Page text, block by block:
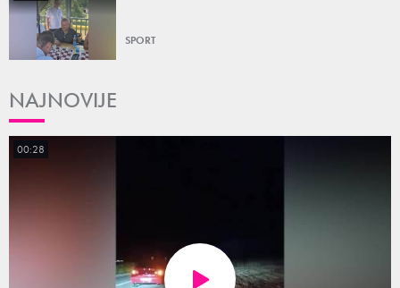
SPORT
NAJNOVIJE
00:28